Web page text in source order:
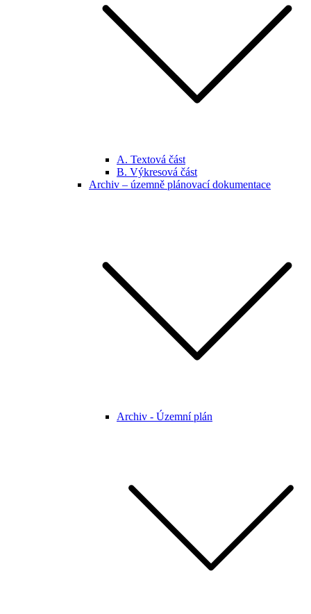
A. Textová část
B. Výkresová část
Archiv – územně plánovací dokumentace
Archiv - Územní plán